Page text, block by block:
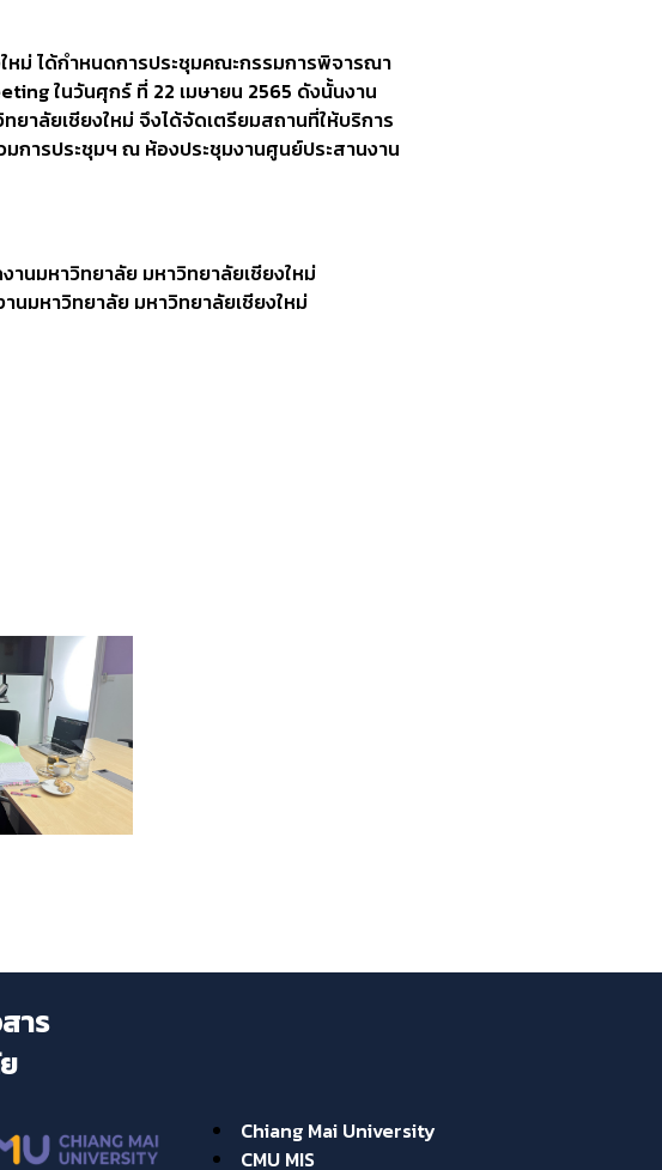
ม่ ได้กำหนดการประชุมคณะกรรมการพิจารณา
ในวันศุกร์ ที่ 22 เมษายน 2565 ดังนั้นงาน
าลัยเชียงใหม่ จึงได้จัดเตรียมสถานที่ให้บริการ
การประชุมฯ ณ ห้องประชุมงานศูนย์ประสานงาน
นมหาวิทยาลัย มหาวิทยาลัยเชียงใหม่
นมหาวิทยาลัย มหาวิทยาลัยเชียงใหม่
าร
Chiang Mai University
CMU MIS